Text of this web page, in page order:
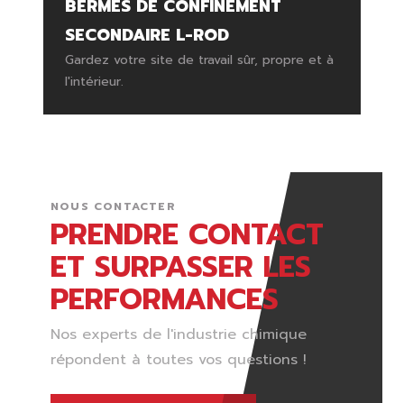
BERMES DE CONFINEMENT
SECONDAIRE L-ROD
Gardez votre site de travail sûr, propre et à
l'intérieur.
NOUS CONTACTER
PRENDRE CONTACT
ET SURPASSER LES
PERFORMANCES
Nos experts de l'industrie chimique
répondent à toutes vos questions !